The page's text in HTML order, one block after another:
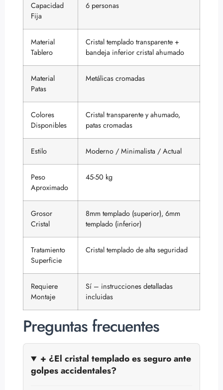
Capacidad
Fija
6 personas
Material
Tablero
Cristal templado transparente +
bandeja inferior cristal ahumado
Material
Patas
Metálicas cromadas
Colores
Disponibles
Cristal transparente y ahumado,
patas cromadas
Estilo Moderno / Minimalista / Actual
Peso
Aproximado
45-50 kg
Grosor
Cristal
8mm templado (superior), 6mm
templado (inferior)
Tratamiento
Superficie
Cristal templado de alta seguridad
Requiere
Montaje
Sí – instrucciones detalladas
incluidas
Preguntas frecuentes
+ ¿El cristal templado es seguro ante
golpes accidentales?